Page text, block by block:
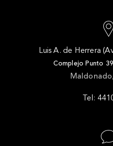
Luis A. de Herrera
Complejo Punto
Tel: